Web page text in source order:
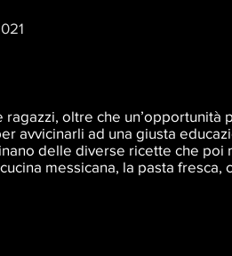
oltre che un’opportunità
avvicinarli ad una giusta
delle diverse ricette che poi
messicana, la pasta fresca,